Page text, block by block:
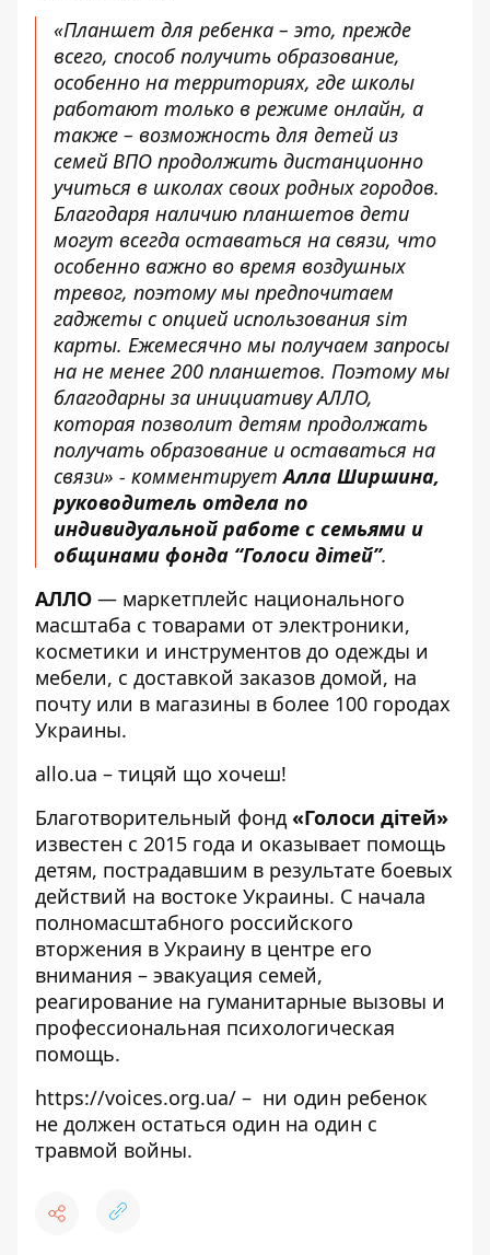
«Планшет для ребенка – это, прежде
всего, способ получить образование,
особенно на территориях, где школы
работают только в режиме онлайн, а
также – возможность для детей из
семей ВПО продолжить дистанционно
учиться в школах своих родных городов.
Благодаря наличию планшетов дети
могут всегда оставаться на связи, что
особенно важно во время воздушных
тревог, поэтому мы предпочитаем
гаджеты с опцией использования sim
карты. Ежемесячно мы получаем запросы
на не менее 200 планшетов. Поэтому мы
благодарны за инициативу АЛЛО,
которая позволит детям продолжать
получать образование и оставаться на
связи» - комментируетАлла Ширшина,
руководитель отдела по
индивидуальной работе с семьями и
общинами фонда “Голоси дітей”.
АЛЛО — маркетплейс национального
масштаба с товарами от электроники,
косметики и инструментов до одежды и
мебели, с доставкой заказов домой, на
почту или в магазины в более 100 городах
Украины.
allo.ua – тицяй що хочеш!
Благотворительный фонд «Голоси дітей»
известен с 2015 года и оказывает помощь
детям, пострадавшим в результате боевых
действий на востоке Украины. С начала
полномасштабного российского
вторжения в Украину в центре его
внимания – эвакуация семей,
реагирование на гуманитарные вызовы и
профессиональная психологическая
помощь.
https://voices.org.ua/ – ни один ребенок
не должен остаться один на один с
травмой войны.